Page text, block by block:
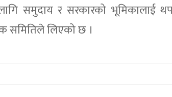
समुदाय र सरकारको भूमिकालाई
समितिले लिएको छ ।